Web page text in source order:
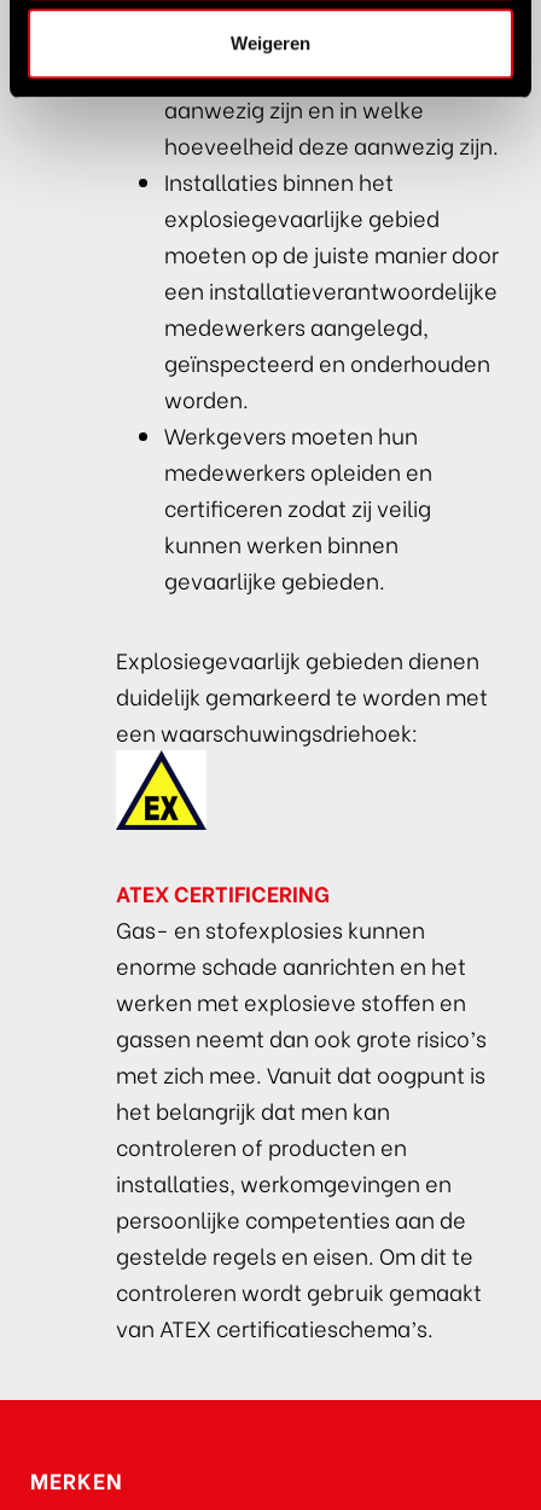
Weigeren
gebieden moet zijn aangegeven
welke explosieve stoffen
aanwezig zijn en in welke
hoeveelheid deze aanwezig zijn.
Installaties binnen het
explosiegevaarlijke gebied
moeten op de juiste manier door
een installatieverantwoordelijke
medewerkers aangelegd,
geïnspecteerd en onderhouden
worden.
Werkgevers moeten hun
medewerkers opleiden en
certificeren zodat zij veilig
kunnen werken binnen
gevaarlijke gebieden.
Explosiegevaarlijk gebieden dienen
duidelijk gemarkeerd te worden met
een waarschuwingsdriehoek:
ATEX CERTIFICERING
Gas- en stofexplosies kunnen
enorme schade aanrichten en het
werken met explosieve stoffen en
gassen neemt dan ook grote risico’s
met zich mee. Vanuit dat oogpunt is
het belangrijk dat men kan
controleren of producten en
installaties, werkomgevingen en
persoonlijke competenties aan de
gestelde regels en eisen. Om dit te
controleren wordt gebruik gemaakt
van ATEX certificatieschema’s.
MERKEN